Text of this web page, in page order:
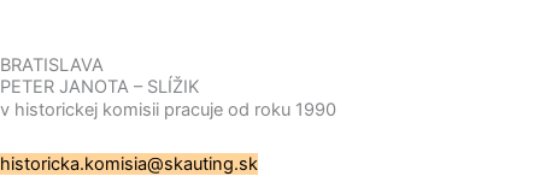
BRATISLAVA
PETER JANOTA – SLÍŽIK
v historickej komisii pracuje od roku 1990
historicka.komisia@skauting.sk